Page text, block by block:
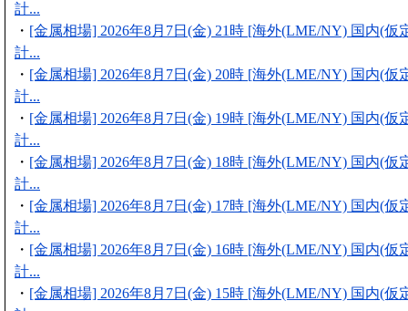
計...
・ [金属相場] 2026年8月7日(金) 21時 [海外(LME/NY) 国内(仮
計...
・ [金属相場] 2026年8月7日(金) 20時 [海外(LME/NY) 国内(仮
計...
・ [金属相場] 2026年8月7日(金) 19時 [海外(LME/NY) 国内(仮
計...
・ [金属相場] 2026年8月7日(金) 18時 [海外(LME/NY) 国内(仮
計...
・ [金属相場] 2026年8月7日(金) 17時 [海外(LME/NY) 国内(仮
計...
・ [金属相場] 2026年8月7日(金) 16時 [海外(LME/NY) 国内(仮
計...
・ [金属相場] 2026年8月7日(金) 15時 [海外(LME/NY) 国内(仮